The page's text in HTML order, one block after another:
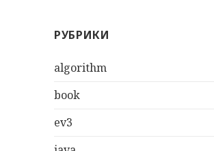
:РУБРИКИ
algorithm
book
ev3